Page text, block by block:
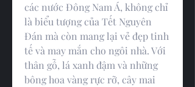
các nước Đông Nam Á, không chỉ
là biểu tượng của Tết Nguyên
Đán mà còn mang lại vẻ đẹp tinh
tế và may mắn cho ngôi nhà. Với
thân gỗ, lá xanh đậm và những
bông hoa vàng rực rỡ, cây mai